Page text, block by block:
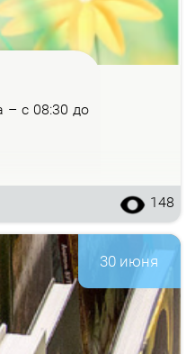
– с 08:30 до
148
30 июня
представителя Беларуси в